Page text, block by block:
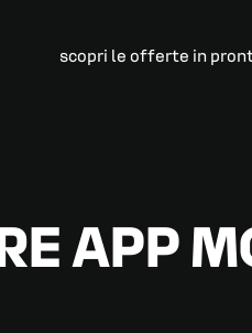
scopri le offerte in
APP